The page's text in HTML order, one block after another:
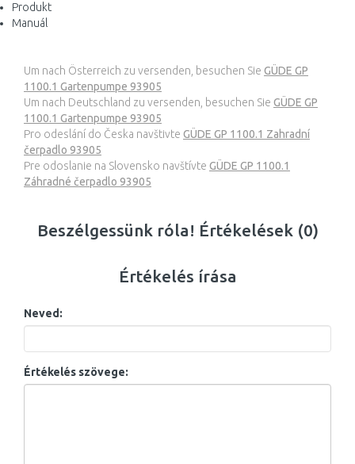
Produkt
Manuál
Um nach Österreich zu versenden, besuchen Sie GÜDE GP
1100.1 Gartenpumpe 93905
Um nach Deutschland zu versenden, besuchen Sie GÜDE GP
1100.1 Gartenpumpe 93905
Pro odeslání do Česka navštivte GÜDE GP 1100.1 Zahradní
čerpadlo 93905
Pre odoslanie na Slovensko navštívte GÜDE GP 1100.1
Záhradné čerpadlo 93905
Beszélgessünk róla! Értékelések (0)
Értékelés írása
Neved:
Értékelés szövege: